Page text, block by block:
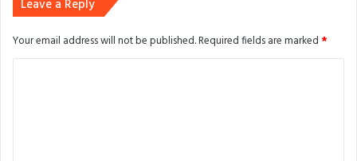
Leave a Reply
Your email address will not be published.Required fields are marked *